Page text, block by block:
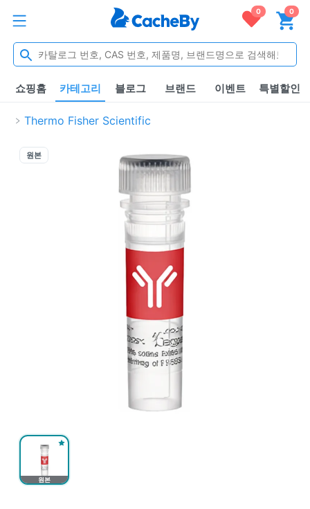
0 0
쇼핑홈 카테고리 블로그 브랜드 이벤트 특별할인
Thermo Fisher Scientific
원본
원본